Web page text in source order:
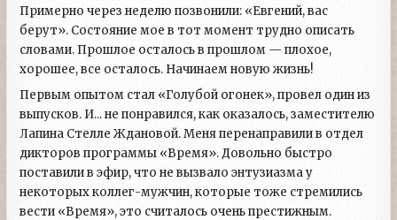
Примерно через неделю позвонили: «Евгений, вас
берут». Состояние мое в тот момент трудно описать
словами. Прошлое осталось в прошлом — плохое,
хорошее, все осталось. Начинаем новую жизнь!
Первым опытом стал «Голубой огонек», провел один из
выпусков. И... не понравился, как оказалось, заместителю
Лапина Стелле Ждановой. Меня перенаправили в отдел
дикторов программы «Время». Довольно быстро
поставили в эфир, что не вызвало энтузиазма у
некоторых коллег-мужчин, которые тоже стремились
вести «Время», это считалось очень престижным.